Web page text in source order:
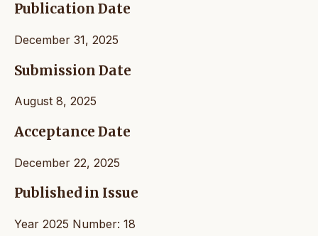
Publication Date
December 31, 2025
Submission Date
August 8, 2025
Acceptance Date
December 22, 2025
Published in Issue
Year 2025 Number: 18